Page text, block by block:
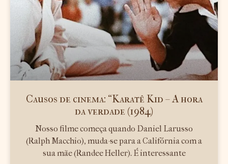
Causos de cinema: “Karatê Kid – A hora
da verdade (1984)
Nosso filme começa quando Daniel Larusso
(Ralph Macchio), muda-se para a Califórnia com a
sua mãe (Randee Heller). É interessante